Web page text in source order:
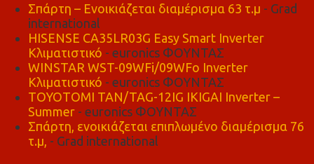
Σπάρτη – Ενοικιάζεται διαμέρισμα 63 τ.μ - Grad
international
HISENSE CA35LR03G Easy Smart Inverter
Κλιματιστικό - euronics ΦΟΥΝΤΑΣ
WINSTAR WST-09WFi/09WFo Inverter
Κλιματιστικό - euronics ΦΟΥΝΤΑΣ
TOYOTOMI TAN/TAG-12IG IKIGAI Inverter –
Summer - euronics ΦΟΥΝΤΑΣ
Σπάρτη, ενοικιάζεται επιπλωμένο διαμέρισμα 76
τ.μ, - Grad international